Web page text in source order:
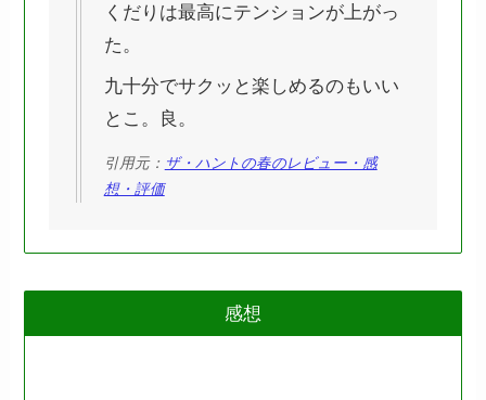
くだりは最高にテンションが上がっ
た。
九十分でサクッと楽しめるのもいい
とこ。良。
引用元： ザ・ハントの春のレビュー・感
想・評価
感想